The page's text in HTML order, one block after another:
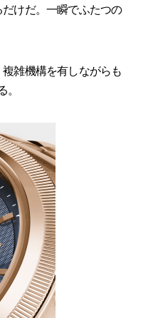
けだ。一瞬でふたつの
雑機構を有しながらも